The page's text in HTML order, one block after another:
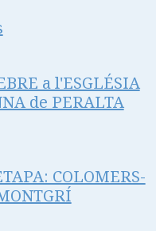
a l'ESGLÉSIA
de PERALTA
COLOMERS-